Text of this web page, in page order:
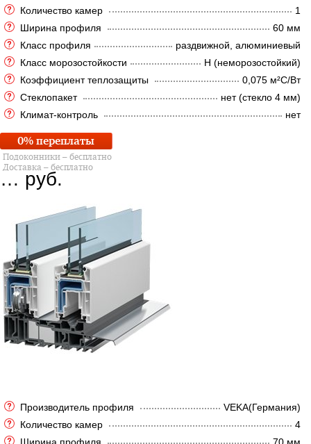
Количество камер
1
Ширина профиля
60 мм
Класс профиля
раздвижной, алюминиевый
Класс морозостойкости
Н (неморозостойкий)
Коэффициент теплозащиты
0,075 м²C/Вт
Стеклопакет
нет (стекло 4 мм)
Климат-контроль
нет
0% переплаты
Подоконники – бесплатно
Доставка – бесплатно
… руб.
Производитель профиля
VEKA(Германия)
Количество камер
4